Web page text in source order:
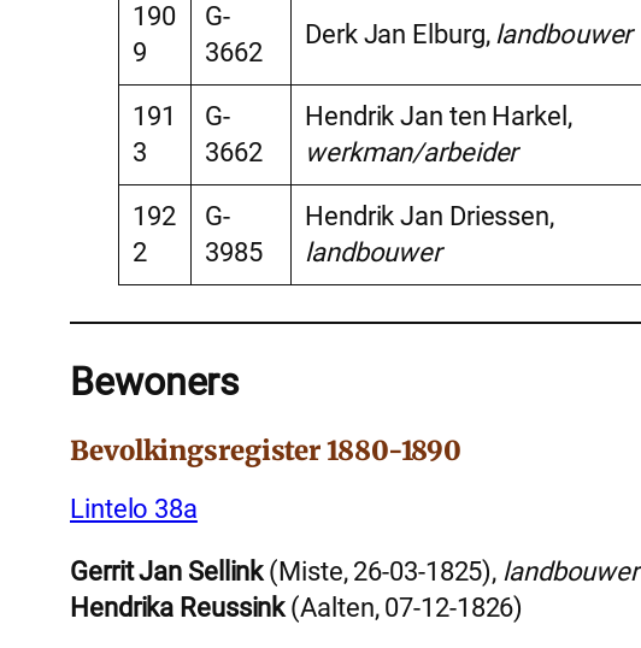
190
9
G-
3662
Derk Jan Elburg, landbouwer
191
3
G-
3662
Hendrik Jan ten Harkel,
werkman/arbeider
192
2
G-
3985
Hendrik Jan Driessen,
landbouwer
Bewoners
Bevolkingsregister 1880-1890
Lintelo 38a
Gerrit Jan Sellink(Miste, 26-03-1825), landbouwer
Hendrika Reussink(Aalten, 07-12-1826)